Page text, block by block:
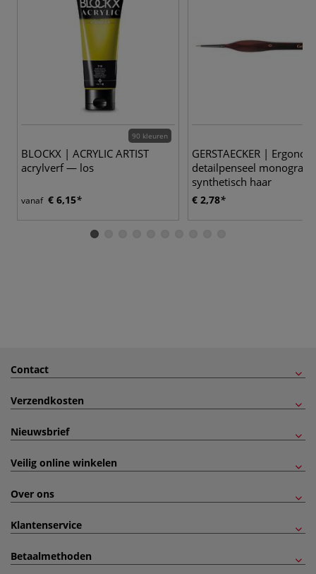
90 kleuren
BLOCKX | ACRYLIC ARTIST
acrylverf — los
vanaf € 6,15
GERSTAECKER |
detailpenseel monogram
synthetisch haar
€ 2,78
Contact
Verzendkosten
Nieuwsbrief
Veilig online winkelen
Over ons
Klantenservice
Betaalmethoden